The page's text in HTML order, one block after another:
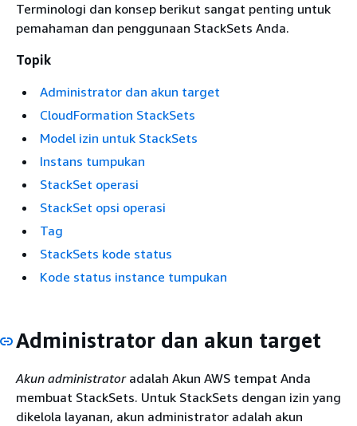
Terminologi dan konsep berikut sangat penting untuk
pemahaman dan penggunaan StackSets Anda.
Topik
Administrator dan akun target
CloudFormation StackSets
Model izin untuk StackSets
Instans tumpukan
StackSet operasi
StackSet opsi operasi
Tag
StackSets kode status
Kode status instance tumpukan
Administrator dan akun target
Akun administratoradalah Akun AWS tempat Anda
membuat StackSets. Untuk StackSets dengan izin yang
dikelola layanan, akun administrator adalah akun